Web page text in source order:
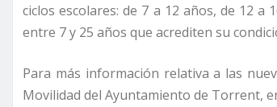
ciclos escolares: de 7 a 12 años, de 12 a
entre 7 y 25 años que acrediten su
Para más información relativa a las
Movilidad del Ayuntamiento de Torrent,